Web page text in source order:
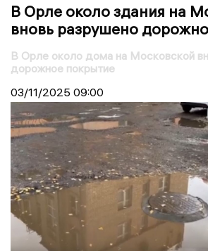
В Орле около здания на
вновь разрушено
В Орле около дома на Московской
дорожное покрытие
03/11/2025 09:00